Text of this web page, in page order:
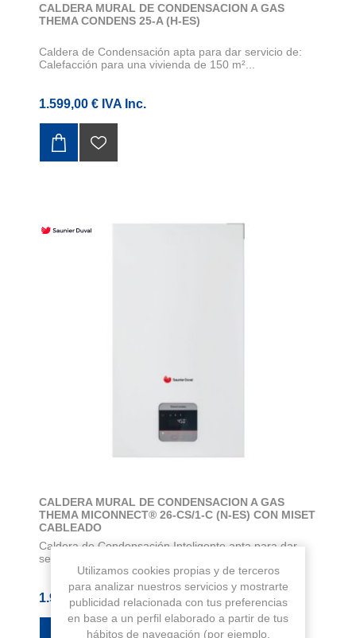
CALDERA MURAL DE CONDENSACION A GAS
THEMA CONDENS 25-A (H-ES)
Caldera de Condensación apta para dar servicio de:
Calefacción para una vivienda de 150 m²...
1.599,00 € IVA Inc.
CALDERA MURAL DE CONDENSACION A GAS
THEMA MICONNECT® 26-CS/1-C (N-ES) CON MISET
CABLEADO
Caldera de Condensación Inteligente apta para dar
servicio de: Calefacción para una vivien...
1.990,00 € IVA Inc.
Utilizamos cookies propias y de terceros
para analizar nuestros servicios y mostrarte
publicidad relacionada con tus preferencias
en base a un perfil elaborado a partir de tus
hábitos de navegación (por ejemplo,